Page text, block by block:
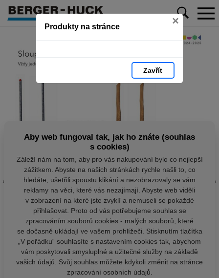
Produkty na stránce ×
Zavřít
Aby web fungoval tak, jak ho znáte (souhlas
s cookies)
Záleží nám na tom, aby pro vás nakupování bylo co nejlepší
zážitkem. Abyste na našich stránkách rychle našli to, co
hledáte, ušetřili spoustu klikání a nezobrazovaly se vám
reklamy na věci, které vás nezajímají. Abyste web viděli
v zobrazení na které jste zvyklí a nemuseli se pokaždé
přihlašovat. Proto od vás potřebujeme souhlas se
zpracováním souborů cookies - malých souborů, které
se dočasně ukládají ve vašem prohlížeči. Stisknutím tlačítka
„V pořádku“ souhlasíte s nastavením cookies tak, abychom
vám poskytovali smysluplné a užitečné služby na základě
vašich údajů. Svůj souhlas můžete kdykoli změnit na stránce
zpracování osobních údajů.